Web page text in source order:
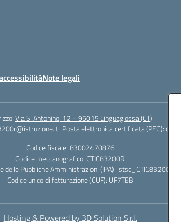
Note legali
Via S. Antonino, 12 – 95015 Linguaglossa (CT)
Posta elettronica certificata (PEC):
Codice fiscale: 83002470876
Codice meccanografico: CTIC83200R
delle Pubbliche Amministrazioni (IPA): istsc_CTIC83200R
Codice unico di fatturazione (CUF): UF7TEB
Hosting & Powered by 3D Solution S.r.l.